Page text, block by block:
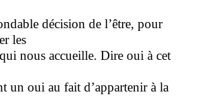
décision de l’être, pour
les
nous accueille. Dire oui à cet
un oui au fait d’appartenir à la